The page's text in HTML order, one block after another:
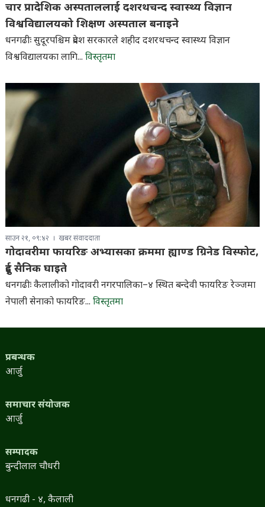
चार प्रादेशिक अस्पताललाई दशरथचन्द स्वास्थ्य विज्ञान
विश्वविद्यालयको शिक्षण अस्पताल बनाइने
धनगढीः सुदूरपश्चिम प्रदेश सरकारले शहीद दशरथचन्द स्वास्थ्य विज्ञान
विश्वविद्यालयका लागि... विस्तृतमा
साउन २१, ०९:४२ खबर संवाददाता
गोदावरीमा फायरिङ अभ्यासका क्रममा ह्याण्ड ग्रिनेड विस्फोट,
दुई सैनिक घाइते
धनगढीः कैलालीको गोदावरी नगरपालिका–४ स्थित बन्देवी फायरिङ रेञ्जमा
नेपाली सेनाको फायरिङ... विस्तृतमा
प्रबन्धक
आर्जु
समाचार संयोजक
आर्जु
सम्पादक
बुन्दीलाल चौधरी
धनगढी - ४, कैलाली